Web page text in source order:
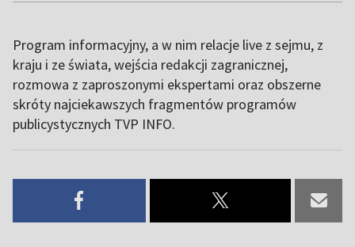
Program informacyjny, a w nim relacje live z sejmu, z
kraju i ze świata, wejścia redakcji zagranicznej,
rozmowa z zaproszonymi ekspertami oraz obszerne
skróty najciekawszych fragmentów programów
publicystycznych TVP INFO.